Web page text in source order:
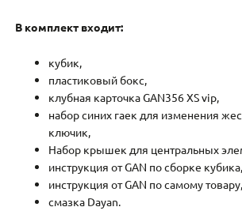
В комплект входит:
кубик,
пластиковый бокс,
клубная карточка GAN356 XS vip,
набор синих гаек для изменения
ключик,
Набор крышек для центральных
инструкция от GAN по сборке кубика,
инструкция от GAN по самому товару,
смазка Dayan.